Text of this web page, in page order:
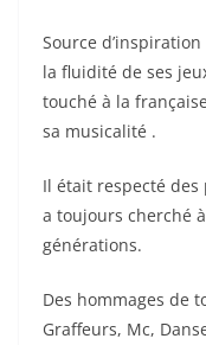
Source
la fluidité de ses
touché à la
sa musicalité .
Il était respecté
a toujours cherché
générations.
Des hommages de
Graffeurs, Mc,